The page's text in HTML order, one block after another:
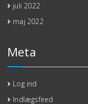
juli 2022
maj 2022
Meta
Log ind
Indlægsfeed